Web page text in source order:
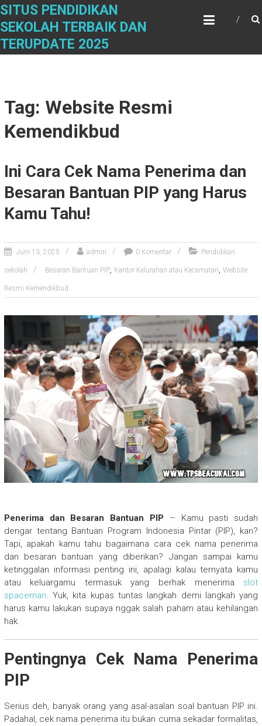
Skip
content
SITUS PENDIDIKAN
SEKOLAH TERBAIK DAN
TERUPDATE 2025
Tag: Website Resmi
Kemendikbud
Ini Cara Cek Nama Penerima dan
Besaran Bantuan PIP yang Harus
Kamu Tahu!
Juni 13, 2025 admin 0 Komentar Pendidikan
sekolah Besaran Bantuan PIP, Kantor Kelurahan atau Kecamatan, Website
Resmi Kemendikbud
Penerima dan Besaran Bantuan PIP – Kamu pasti sudah
dengar tentang Bantuan Program Indonesia Pintar (PIP), kan?
Tapi, apakah kamu tahu bagaimana cara cek nama penerima
dan besaran bantuan yang diberikan? Jangan sampai kamu
ketinggalan informasi penting ini, apalagi kalau ternyata kamu
atau keluargamu termasuk yang berhak menerima slot
spaceman. Yuk, kita kupas tuntas langkah demi langkah yang
harus kamu lakukan supaya nggak salah paham atau kehilangan
hak.
Pentingnya Cek Nama Penerima
PIP
Serius deh, banyak orang yang asal-asalan soal bantuan PIP ini.
Padahal, cek nama penerima itu bukan cuma sekadar formalitas,